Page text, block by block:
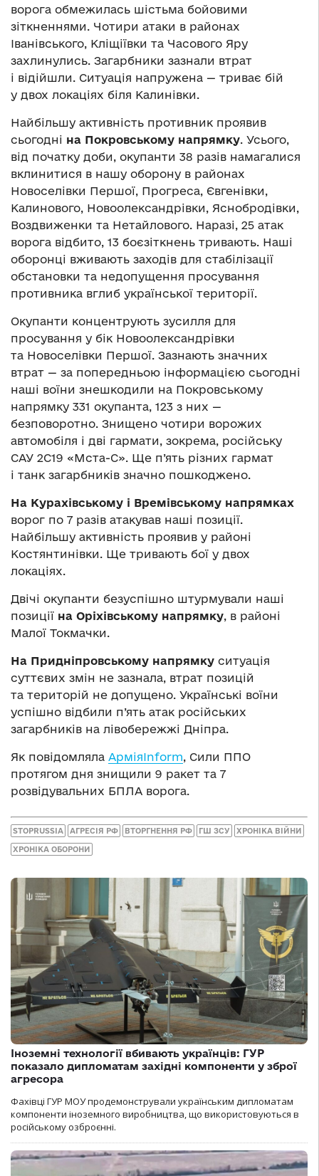
ворога обмежилась шістьма бойовими
зіткненнями. Чотири атаки в районах
Іванівського, Кліщіївки та Часового Яру
захлинулись. Загарбники зазнали втрат
і відійшли. Ситуація напружена — триває бій
у двох локаціях біля Калинівки.
Найбільшу активність противник проявив
сьогодні на Покровському напрямку. Усього,
від початку доби, окупанти 38 разів намагалися
вклинитися в нашу оборону в районах
Новоселівки Першої, Прогреса, Євгенівки,
Калинового, Новоолександрівки, Яснобродівки,
Воздвиженки та Нетайлового. Наразі, 25 атак
ворога відбито, 13 боєзіткнень тривають. Наші
оборонці вживають заходів для стабілізації
обстановки та недопущення просування
противника вглиб української території.
Окупанти концентрують зусилля для
просування у бік Новоолександрівки
та Новоселівки Першої. Зазнають значних
втрат — за попередньою інформацією сьогодні
наші воїни знешкодили на Покровському
напрямку 331 окупанта, 123 з них —
безповоротно. Знищено чотири ворожих
автомобіля і дві гармати, зокрема, російську
САУ 2С19 «Мста-С». Ще п’ять різних гармат
і танк загарбників значно пошкоджено.
На Курахівському і Времівському напрямках
ворог по 7 разів атакував наші позиції.
Найбільшу активність проявив у районі
Костянтинівки. Ще тривають бої у двох
локаціях.
Двічі окупанти безуспішно штурмували наші
позиції на Оріхівському напрямку, в районі
Малої Токмачки.
На Придніпровському напрямку ситуація
суттєвих змін не зазнала, втрат позицій
та територій не допущено. Українські воїни
успішно відбили п’ять атак російських
загарбників на лівобережжі Дніпра.
Як повідомляла АрміяInform, Сили ППО
протягом дня знищили 9 ракет та 7
розвідувальних БПЛА ворога.
STOPRUSSIA АГРЕСІЯ РФ ВТОРГНЕННЯ РФ ГШ ЗСУ ХРОНІКА ВІЙНИ
ХРОНІКА ОБОРОНИ
Іноземні технології вбивають українців: ГУР
показало дипломатам західні компоненти у зброї
агресора
Фахівці ГУР МОУ продемонстрували українським дипломатам
компоненти іноземного виробництва, що використовуються в
російському озброєнні.